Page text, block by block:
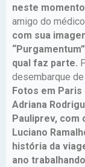
neste
amigo do
com sua
qual faz parte.
desembarque
Fotos em Paris
Adriana
Pauliprev, com
Luciano
história da
ano